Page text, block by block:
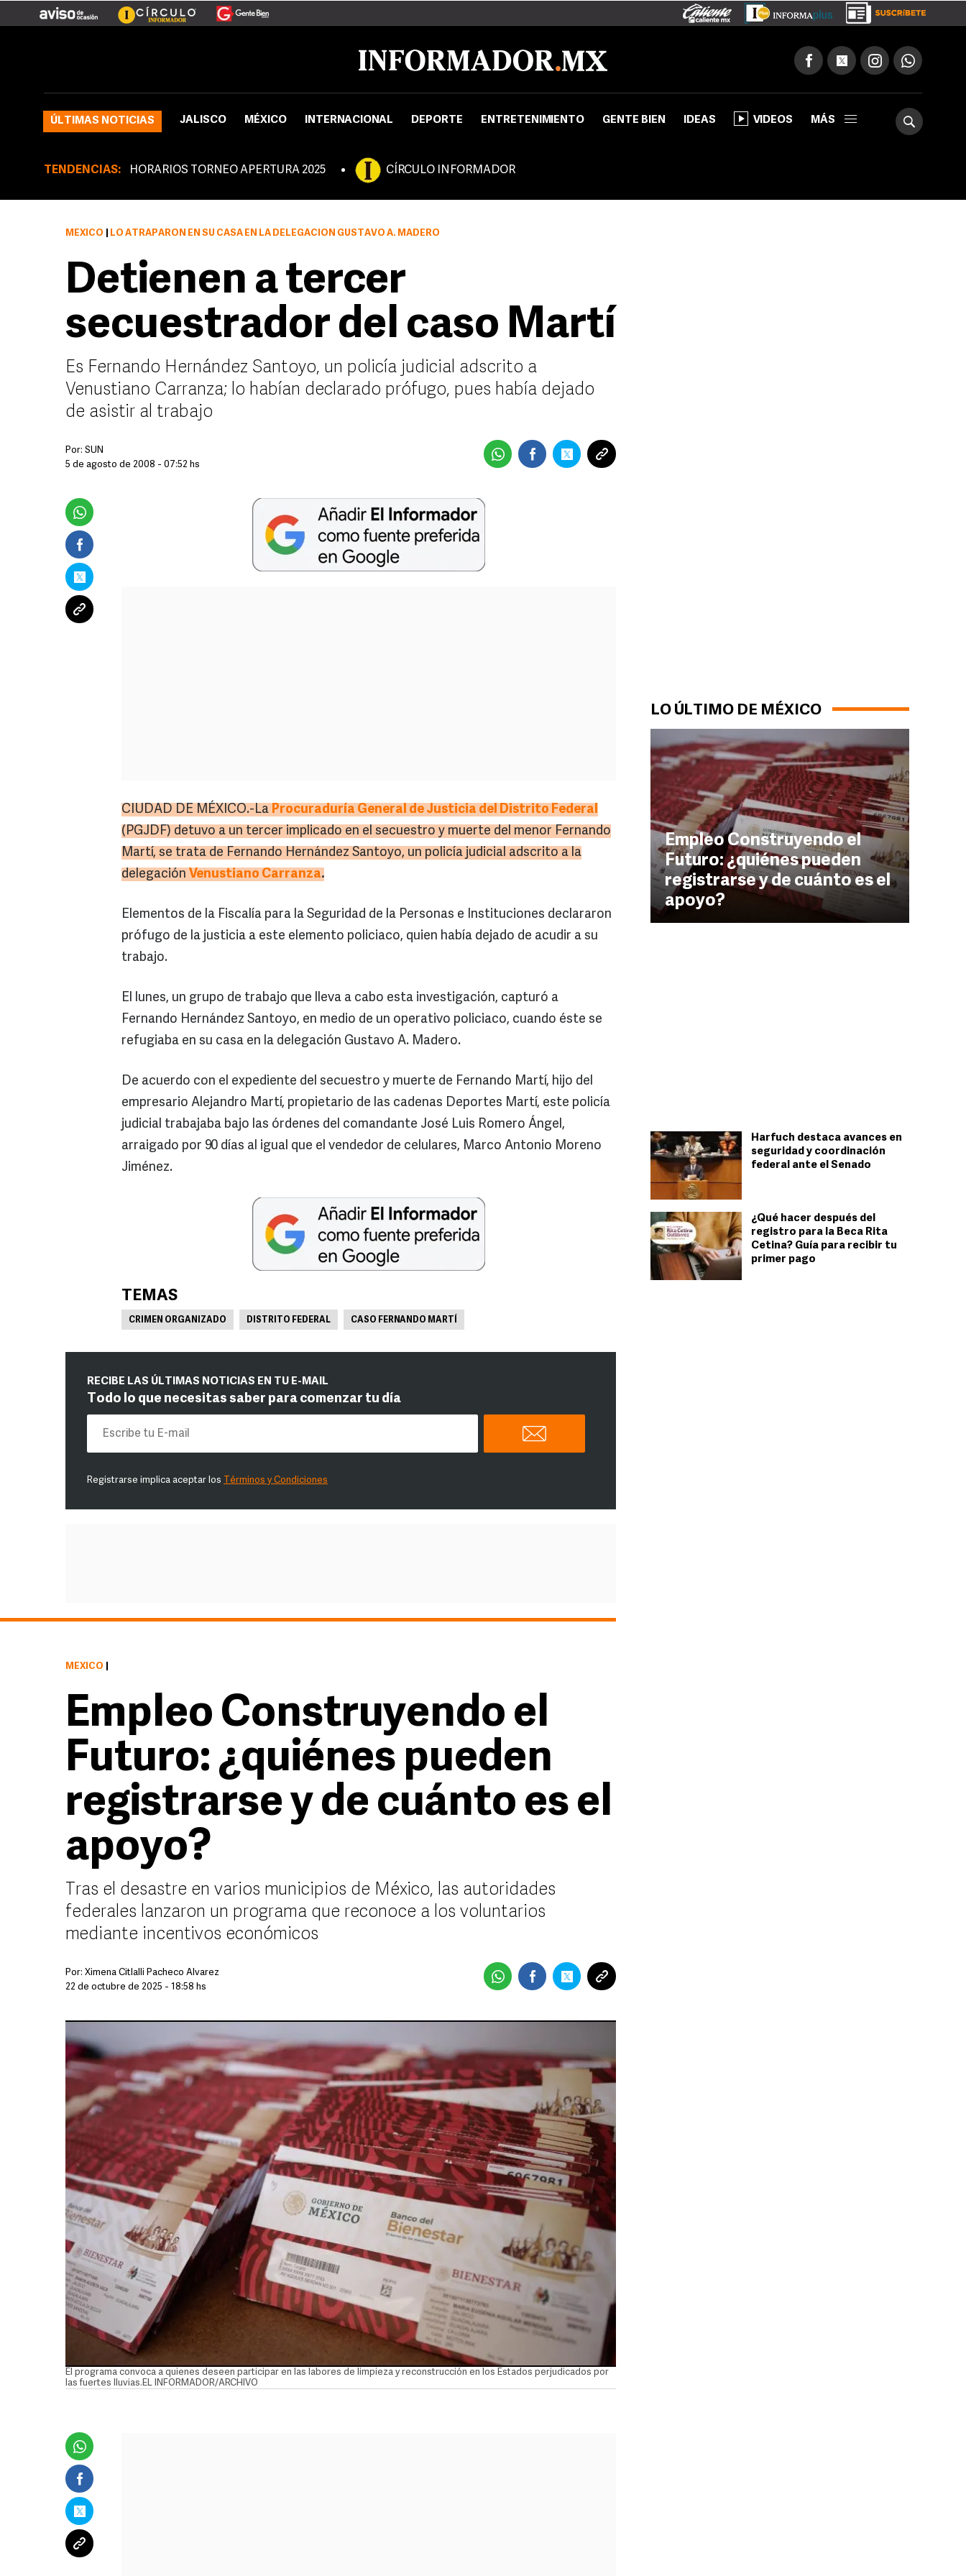
ÚLTIMAS NOTICIAS JALISCO MÉXICO INTERNACIONAL DEPORTE ENTRETENIMIENTO GENTE BIEN IDEAS VIDEOS MÁS
TENDENCIAS: HORARIOS TORNEO APERTURA 2025 CÍRCULO INFORMADOR
LO ÚLTIMO DE MÉXICO
Empleo Construyendo el
Futuro: ¿quiénes pueden
registrarse y de cuánto es el
apoyo?
Harfuch destaca avances en
seguridad y coordinación
federal ante el Senado
¿Qué hacer después del
registro para la Beca Rita
Cetina? Guía para recibir tu
primer pago
MÉXICO LO ATRAPARON EN SU CASA EN LA DELEGACIÓN GUSTAVO A. MADERO
Detienen a tercer
secuestrador del caso Martí
Es Fernando Hernández Santoyo, un policía judicial adscrito a
Venustiano Carranza; lo habían declarado prófugo, pues había dejado
de asistir al trabajo
Por: SUN
5 de agosto de 2008 - 07:52 hs
CIUDAD DE MÉXICO.-La Procuraduría General de Justicia del Distrito Federal
(PGJDF) detuvo a un tercer implicado en el secuestro y muerte del menor Fernando
Martí, se trata de Fernando Hernández Santoyo, un policía judicial adscrito a la
delegación Venustiano Carranza.
Elementos de la Fiscalía para la Seguridad de la Personas e Instituciones declararon
prófugo de la justicia a este elemento policiaco, quien había dejado de acudir a su
trabajo.
El lunes, un grupo de trabajo que lleva a cabo esta investigación, capturó a
Fernando Hernández Santoyo, en medio de un operativo policiaco, cuando éste se
refugiaba en su casa en la delegación Gustavo A. Madero.
De acuerdo con el expediente del secuestro y muerte de Fernando Martí, hijo del
empresario Alejandro Martí, propietario de las cadenas Deportes Martí, este policía
judicial trabajaba bajo las órdenes del comandante José Luis Romero Ángel,
arraigado por 90 días al igual que el vendedor de celulares, Marco Antonio Moreno
Jiménez.
TEMAS
CRIMEN ORGANIZADO DISTRITO FEDERAL CASO FERNANDO MARTÍ
RECIBE LAS ÚLTIMAS NOTICIAS EN TU E-MAIL
Todo lo que necesitas saber para comenzar tu día
Registrarse implica aceptar los Términos y Condiciones
MÉXICO
Empleo Construyendo el
Futuro: ¿quiénes pueden
registrarse y de cuánto es el
apoyo?
Tras el desastre en varios municipios de México, las autoridades
federales lanzaron un programa que reconoce a los voluntarios
mediante incentivos económicos
Por: Ximena Citlalli Pacheco Álvarez
22 de octubre de 2025 - 18:58 hs
El programa convoca a quienes deseen participar en las labores de limpieza y reconstrucción en los Estados perjudicados por
las fuertes lluvias.EL INFORMADOR/ARCHIVO